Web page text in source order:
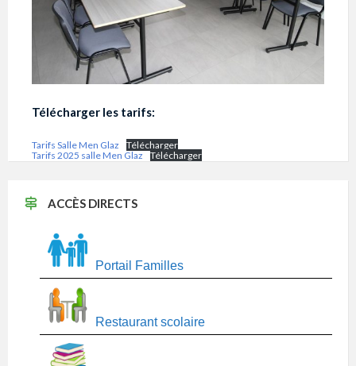
Télécharger les tarifs:
Tarifs Salle Men Glaz
Télécharger
Tarifs 2025 salle Men Glaz
Télécharger
ACCÈS DIRECTS
Portail Familles
Restaurant scolaire